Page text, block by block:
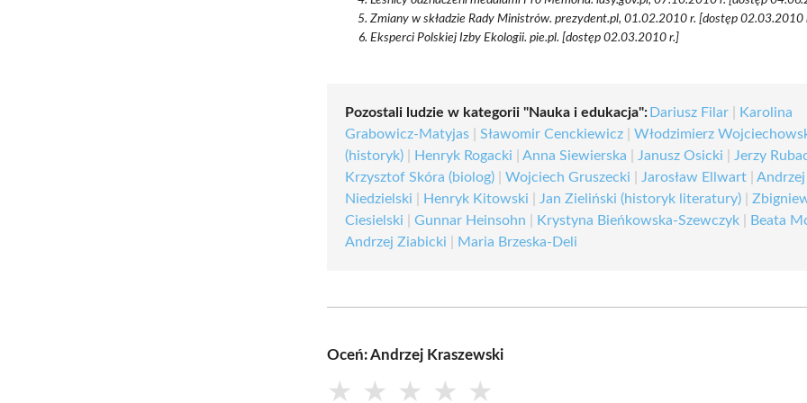
Zmiany w składzie Rady Ministrów. prezydent.pl, 01.02.2010 r. [dostęp 02.03.2010
Eksperci Polskiej Izby Ekologii. pie.pl. [dostęp 02.03.2010 r.]
Pozostali ludzie w kategorii "Nauka i edukacja":Dariusz Filar
Karolina
Grabowicz-Matyjas |Sławomir Cenckiewicz |Włodzimierz
(historyk)
Henryk Rogacki |Anna Siewierska Janusz Osicki Jerzy
Krzysztof Skóra (biolog) |Wojciech Gruszecki Jarosław Ellwart |Andrzej
Niedzielski
Henryk Kitowski Jan Zieliński (historyk literatury) |
Ciesielski |Gunnar Heinsohn Krystyna Bieńkowska-Szewczyk Beata
Andrzej Ziabicki
Maria Brzeska-Deli
Oceń: Andrzej Kraszewski
★ ★ ★ ★ ★